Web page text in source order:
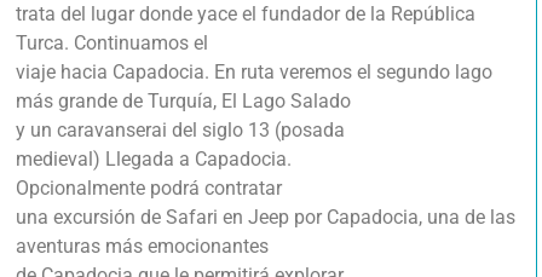
trata del lugar donde yace el fundador de la República
Turca. Continuamos el
viaje hacia Capadocia. En ruta veremos el segundo lago
más grande de Turquía, El Lago Salado
y un caravanserai del siglo 13 (posada
medieval) Llegada a Capadocia.
Opcionalmente podrá contratar
una excursión de Safari en Jeep por Capadocia, una de las
aventuras más emocionantes